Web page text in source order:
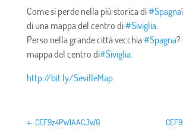
Come si perde nella più storica di#Spagna
di una mappa del centro di#Siviglia.
Perso nella grande città vecchia#Spagna?
mappa del centro di#Siviglia.
http://bit.ly/SevilleMap
← CEF9z4PWIAACJWG